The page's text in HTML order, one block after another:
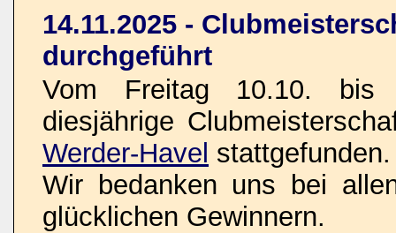
14.11.2025 -
durchgeführt
Vom Freitag 10.10. bis
diesjährige
Werder-Havel stattgefunden.
Wir bedanken uns bei
glücklichen Gewinnern.